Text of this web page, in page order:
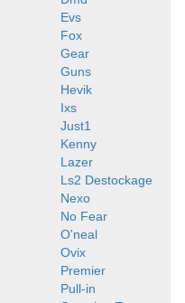
Evs
Fox
Gear
Guns
Hevik
Ixs
Just1
Kenny
Lazer
Ls2 Destockage
Nexo
No Fear
O'neal
Ovix
Premier
Pull-in